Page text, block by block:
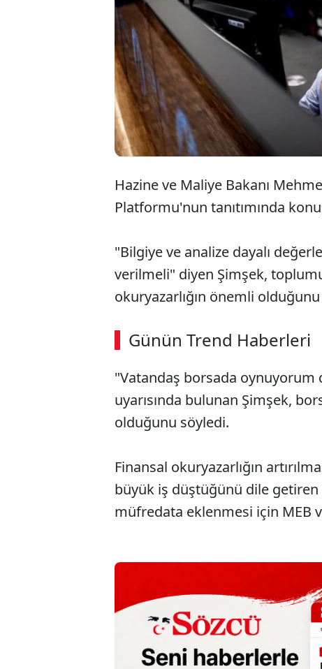
Hazine ve Maliye Bakanı
Platformu'nun tanıtımında
"Bilgiye ve analize dayalı
verilmeli" diyen Şimşek,
okuryazarlığın önemli
Günün Trend Haberleri
00:02 / 09:15
"Vatandaş borsada oynuyorum
uyarısında bulunan Şimşek,
olduğunu söyledi.
Finansal okuryazarlığın
büyük iş düştüğünü dile getiren
müfredata eklenmesi için MEB